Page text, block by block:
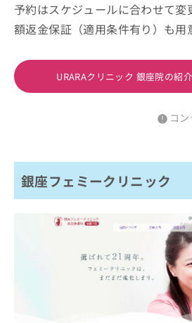
予約はスケジュールに合わせて
額返金保証（適用条件有り）も用
URARAクリニック 銀座院の紹
コ
銀座フェミークリニック